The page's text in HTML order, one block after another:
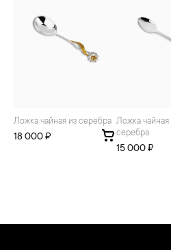
Ложка чайная из серебра
18 000 ₽
Ложка чайная «Роза» из
серебра
15 000 ₽